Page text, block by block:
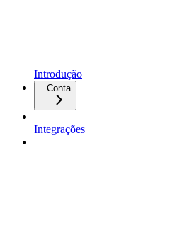
Introdução
Conta
Integrações